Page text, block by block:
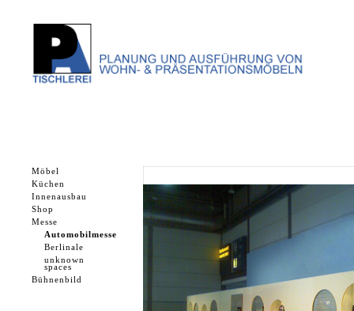
Möbel
Küchen
Innenausbau
Shop
Messe
Automobilmesse
Berlinale
unknown
spaces
Bühnenbild